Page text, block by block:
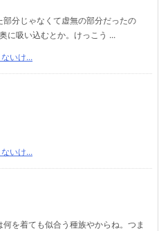
部分じゃなくて虚無の部分だったの
に吸い込むとか。けっこう ...
いけ...
いけ...
を着ても似合う種族やからね。つま